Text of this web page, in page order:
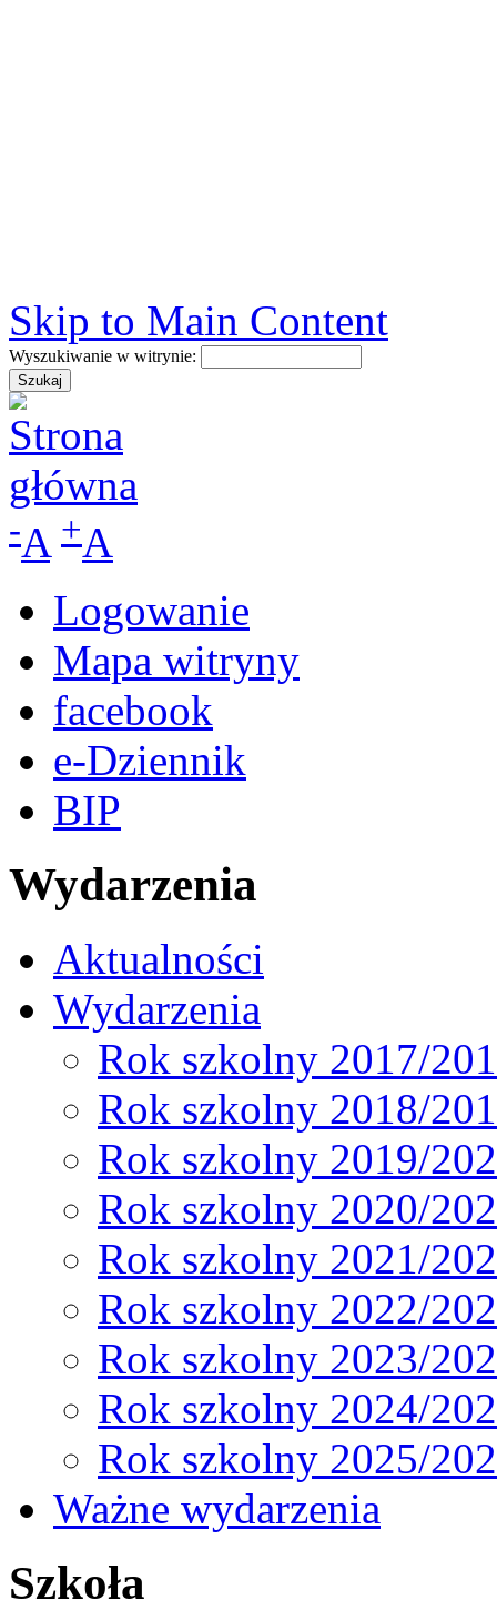
Skip to Main Content
Wyszukiwanie w witrynie:
-A +A
Logowanie
Mapa witryny
facebook
e-Dziennik
BIP
Wydarzenia
Aktualności
Wydarzenia
Rok szkolny 2017/
Rok szkolny 2018/
Rok szkolny 2019/
Rok szkolny 2020/
Rok szkolny 2021/
Rok szkolny 2022/
Rok szkolny 2023/
Rok szkolny 2024/
Rok szkolny 2025/
Ważne wydarzenia
Szkoła